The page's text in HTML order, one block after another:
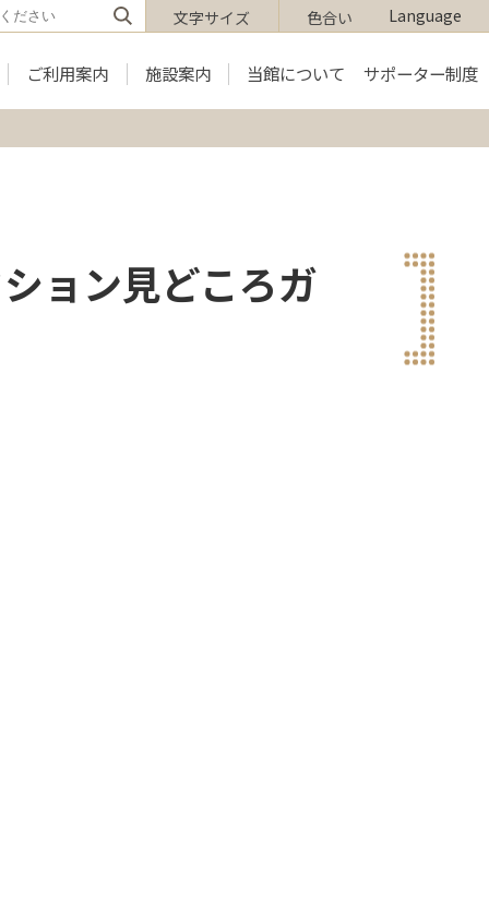
色合い
文字サイズ Language
ご利用案内 施設案内 当館について サポーター制度
ョン見どころガ